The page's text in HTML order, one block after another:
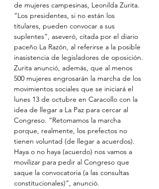
de mujeres campesinas, Leonilda Zurita.
“Los presidentes, si no están los
titulares, pueden convocar a sus
suplentes”, aseveró, citada por el diario
paceño La Razón, al referirse a la posible
inasistencia de legisladores de oposición.
Zurita anunció, además, que al menos
500 mujeres engrosarán la marcha de los
movimientos sociales que se iniciará el
lunes 13 de octubre en Caracollo con la
idea de llegar a La Paz para cercar al
Congreso. “Retomamos la marcha
porque, realmente, los prefectos no
tienen voluntad (de llegar a acuerdos).
Haya o no haya (acuerdo) nos vamos a
movilizar para pedir al Congreso que
saque la convocatoria (a las consultas
constitucionales)”, anunció.